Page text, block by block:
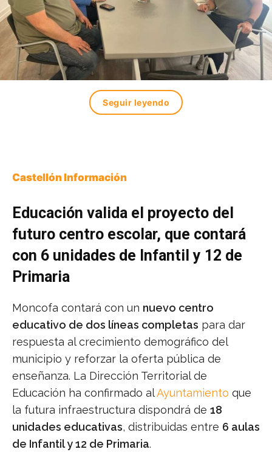
Seguir leyendo
Castellón Información
Educación valida el proyecto del
futuro centro escolar, que contará
con 6 unidades de Infantil y 12 de
Primaria
Moncofa contará con un nuevo centro
educativo de dos líneas completas para dar
respuesta al crecimiento demográfico del
municipio y reforzar la oferta pública de
enseñanza. La Dirección Territorial de
Educación ha confirmado alAyuntamiento que
la futura infraestructura dispondrá de 18
unidades educativas, distribuidas entre 6 aulas
de Infantil y 12 de Primaria.